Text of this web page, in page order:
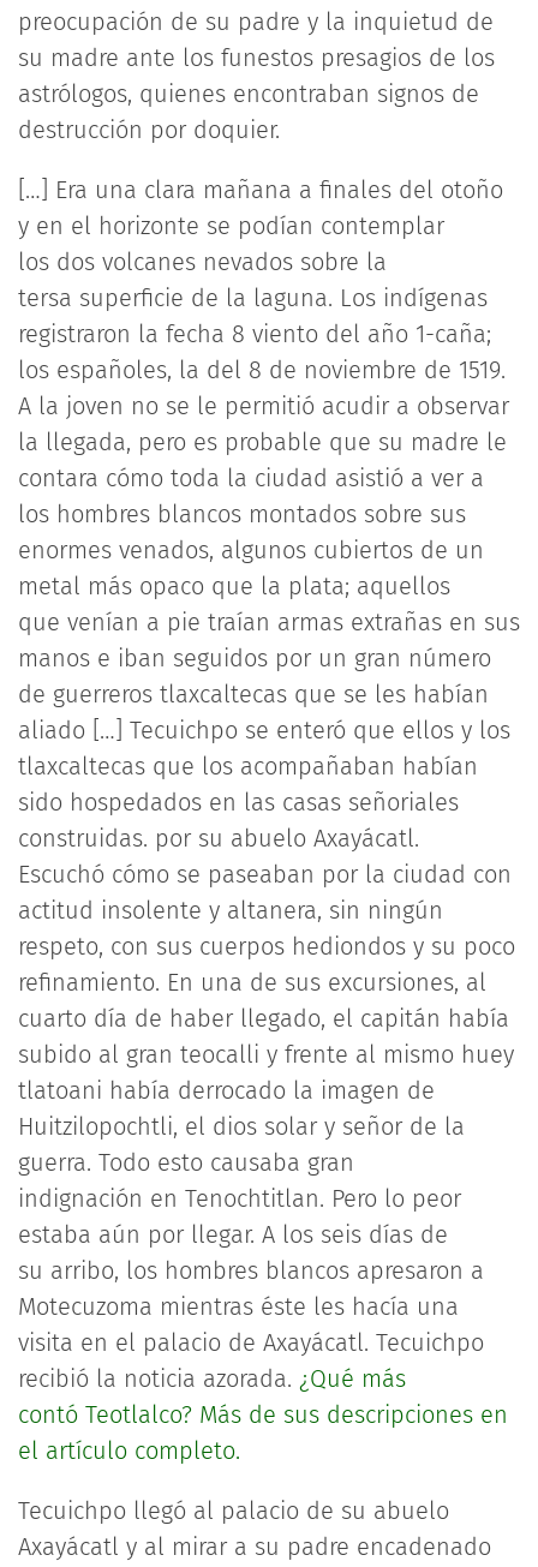
preocupación de su padre y la inquietud de
su madre ante los funestos presagios de los
astrólogos, quienes encontraban signos de
destrucción por doquier.
[…] Era una clara mañana a finales del otoño
y en el horizonte se podían contemplar
los dos volcanes nevados sobre la
tersa superficie de la laguna. Los indígenas
registraron la fecha 8 viento del año 1-caña;
los españoles, la del 8 de noviembre de 1519.
A la joven no se le permitió acudir a observar
la llegada, pero es probable que su madre le
contara cómo toda la ciudad asistió a ver a
los hombres blancos montados sobre sus
enormes venados, algunos cubiertos de un
metal más opaco que la plata; aquellos
que venían a pie traían armas extrañas en sus
manos e iban seguidos por un gran número
de guerreros tlaxcaltecas que se les habían
aliado […] Tecuichpo se enteró que ellos y los
tlaxcaltecas que los acompañaban habían
sido hospedados en las casas señoriales
construidas. por su abuelo Axayácatl.
Escuchó cómo se paseaban por la ciudad con
actitud insolente y altanera, sin ningún
respeto, con sus cuerpos hediondos y su poco
refinamiento. En una de sus excursiones, al
cuarto día de haber llegado, el capitán había
subido al gran teocalli y frente al mismo huey
tlatoani había derrocado la imagen de
Huitzilopochtli, el dios solar y señor de la
guerra. Todo esto causaba gran
indignación en Tenochtitlan. Pero lo peor
estaba aún por llegar. A los seis días de
su arribo, los hombres blancos apresaron a
Motecuzoma mientras éste les hacía una
visita en el palacio de Axayácatl. Tecuichpo
recibió la noticia azorada. ¿Qué más
contó Teotlalco? Más de sus descripciones en
el artículo completo.
Tecuichpo llegó al palacio de su abuelo
Axayácatl y al mirar a su padre encadenado